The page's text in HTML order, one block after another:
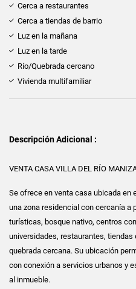
Cerca a restaurantes
Cerca a tiendas de barrio
Luz en la mañana
Luz en la tarde
Río/Quebrada cercano
Vivienda multifamiliar
Descripción Adicional :
VENTA CASA VILLA DEL RÍO
Se ofrece en venta casa ubicada en
una zona residencial con cercanía a
turísticas, bosque nativo, centros
universidades, restaurantes, tiendas
quebrada cercana. Su ubicación
con conexión a servicios urbanos y
al inmueble.